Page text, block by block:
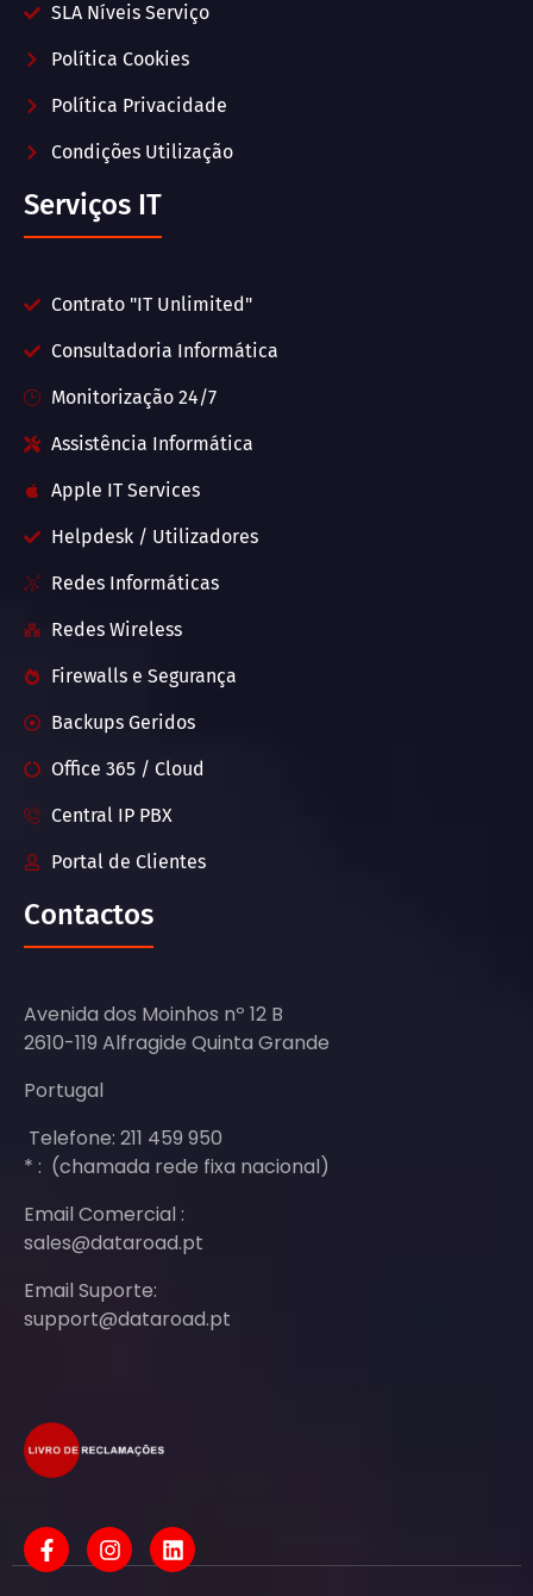
SLA Níveis Serviço
Política Cookies
Política Privacidade
Condições Utilização
Serviços IT
Contrato "IT Unlimited"
Consultadoria Informática
Monitorização 24/7
Assistência Informática
Apple IT Services
Helpdesk / Utilizadores
Redes Informáticas
Redes Wireless
Firewalls e Segurança
Backups Geridos
Office 365 / Cloud
Central IP PBX
Portal de Clientes
Contactos
Avenida dos Moinhos nº 12 B
2610-119 Alfragide Quinta Grande
Portugal
Telefone: 211 459 950
* : (chamada rede fixa nacional)
Email Comercial :
sales@dataroad.pt
Email Suporte:
support@dataroad.pt